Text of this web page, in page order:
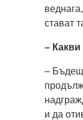
стават
–
–
и да